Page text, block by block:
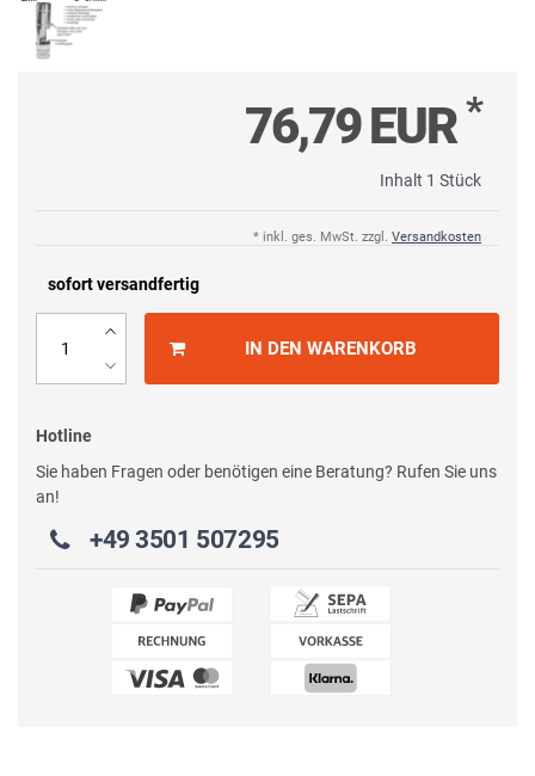
76,79 EUR*
Inhalt 1 Stück
* inkl. ges. MwSt. zzgl. Versandkosten
sofort versandfertig
IN DEN WARENKORB
Hotline
Sie haben Fragen oder benötigen eine Beratung? Rufen Sie uns
an!
+49 3501 507295